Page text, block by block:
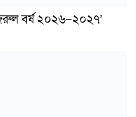
বর্ষ ২০২৬–২০২৭’